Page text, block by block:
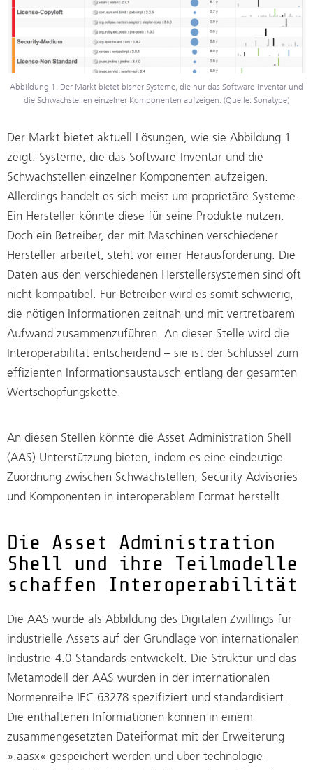
Abbildung 1: Der Markt bietet bisher Systeme, die nur das Software-Inventar und
die Schwachstellen einzelner Komponenten aufzeigen. (Quelle: Sonatype)
Der Markt bietet aktuell Lösungen, wie sie Abbildung 1
zeigt: Systeme, die das Software-Inventar und die
Schwachstellen einzelner Komponenten aufzeigen.
Allerdings handelt es sich meist um proprietäre Systeme.
Ein Hersteller könnte diese für seine Produkte nutzen.
Doch ein Betreiber, der mit Maschinen verschiedener
Hersteller arbeitet, steht vor einer Herausforderung. Die
Daten aus den verschiedenen Herstellersystemen sind oft
nicht kompatibel. Für Betreiber wird es somit schwierig,
die nötigen Informationen zeitnah und mit vertretbarem
Aufwand zusammenzuführen. An dieser Stelle wird die
Interoperabilität entscheidend – sie ist der Schlüssel zum
effizienten Informationsaustausch entlang der gesamten
Wertschöpfungskette.
An diesen Stellen könnte die Asset Administration Shell
(AAS) Unterstützung bieten, indem es eine eindeutige
Zuordnung zwischen Schwachstellen, Security Advisories
und Komponenten in interoperablem Format herstellt.
Die Asset Administration
Shell und ihre Teilmodelle
schaffen Interoperabilität
Die AAS wurde als Abbildung des Digitalen Zwillings für
industrielle Assets auf der Grundlage von internationalen
Industrie-4.0-Standards entwickelt. Die Struktur und das
Metamodell der AAS wurden in der internationalen
Normenreihe IEC 63278 spezifiziert und standardisiert.
Die enthaltenen Informationen können in einem
zusammengesetzten Dateiformat mit der Erweiterung
».aasx« gespeichert werden und über technologie-